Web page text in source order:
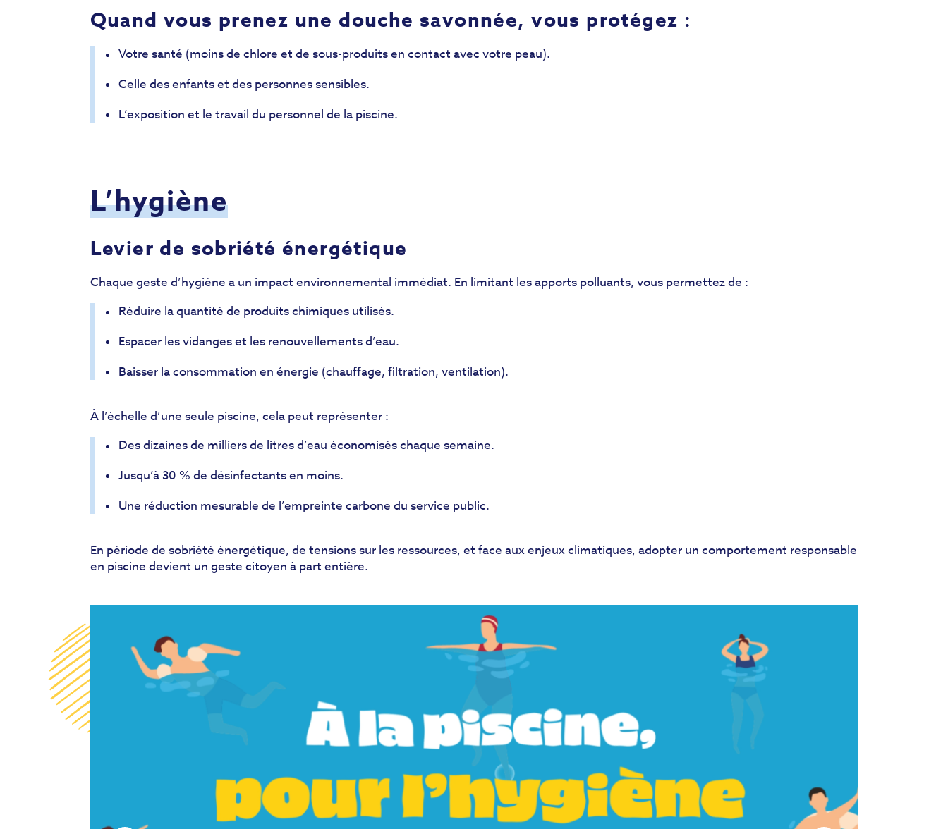
Quand vous prenez une douche savonnée, vous protégez :
Votre santé (moins de chlore et de sous-produits en contact avec votre peau).
Celle des enfants et des personnes sensibles.
L’exposition et le travail du personnel de la piscine.
L’hygiène
Levier de sobriété énergétique
Chaque geste d’hygiène a un impact environnemental immédiat. En limitant les apports polluants, vous permettez de :
Réduire la quantité de produits chimiques utilisés.
Espacer les vidanges et les renouvellements d’eau.
Baisser la consommation en énergie (chauffage, filtration, ventilation).
À l’échelle d’une seule piscine, cela peut représenter :
Des dizaines de milliers de litres d’eau économisés chaque semaine.
Jusqu’à 30 % de désinfectants en moins.
Une réduction mesurable de l’empreinte carbone du service public.
En période de sobriété énergétique, de tensions sur les ressources, et face aux enjeux climatiques, adopter un comportement responsable
en piscine devient un geste citoyen à part entière.